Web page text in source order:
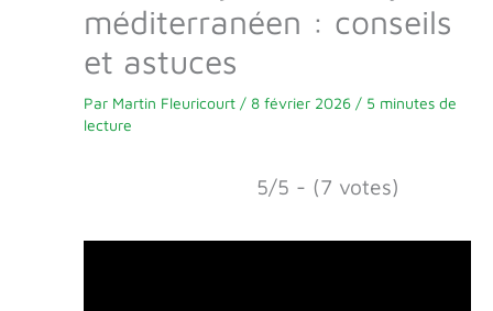
méditerranéen : conseils
et astuces
Par Martin Fleuricourt / 8 février 2026 / 5 minutes de
lecture
5/5 - (7 votes)